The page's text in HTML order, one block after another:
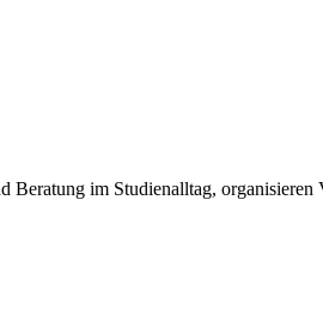
im Studienalltag, organisieren